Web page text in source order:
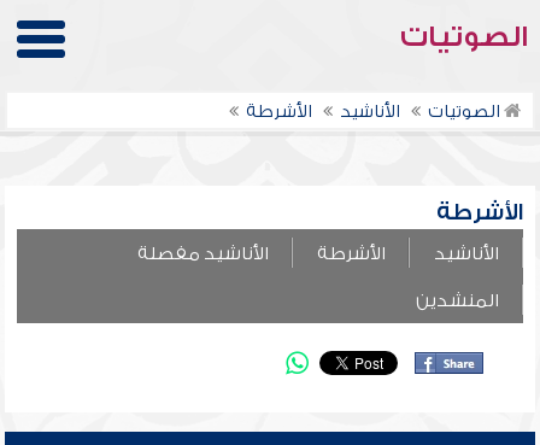
الصوتيات
الصوتيات الأناشيد الأشرطة
الأشرطة
الأناشيد الأشرطة الأناشيد مفصلة
المنشدين